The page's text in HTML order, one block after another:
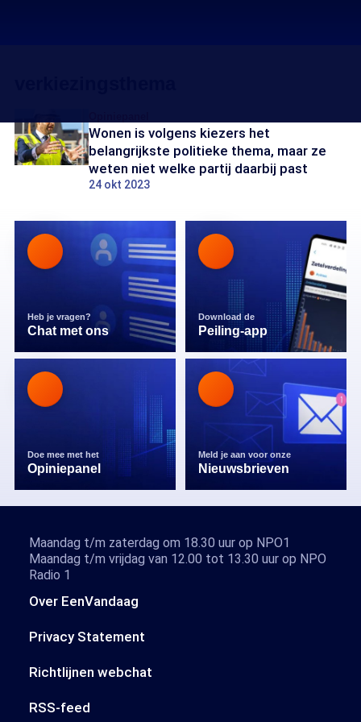
Wonen is volgens kiezers het
belangrijkste politieke thema, maar ze
weten niet welke partij daarbij past
24 okt 2023
Heb je vragen?
Chat met ons
Download de
Peiling-app
Doe mee met het
Opiniepanel
Meld je aan voor onze
Nieuwsbrieven
Over EenVandaag
Privacy Statement
Richtlijnen webchat
RSS-feed
Maandag t/m zaterdag om 18.30 uur op NPO1
Maandag t/m vrijdag van 12.00 tot 13.30 uur op NPO
Radio 1